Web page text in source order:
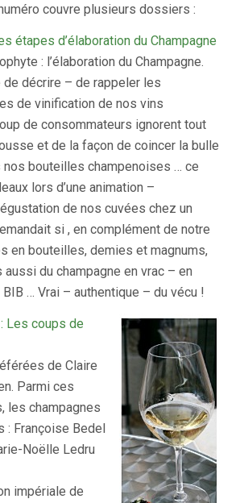
couvre plusieurs dossiers :
étapes d’élaboration du Champagne
: l’élaboration du Champagne.
de décrire – de rappeler les
de vinification de nos vins
de consommateurs ignorent tout
et de la façon de coincer la bulle
nos bouteilles champenoises … ce
lors d’une animation –
de nos cuvées chez un
si , en complément de notre
en bouteilles, demies et magnums,
du champagne en vrac – en
… Vrai – authentique – du vécu !
Les coups de
de Claire
Parmi ces
les champagnes
: Françoise Bedel
Noëlle Ledru
impériale de